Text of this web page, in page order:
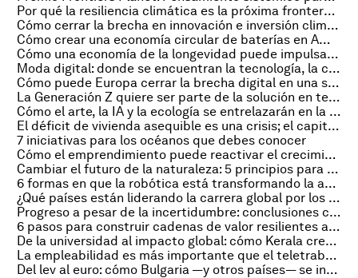
Por qué la resiliencia climática es la próxima frontera de la innovación en salud
Cómo cerrar la brecha en innovación e inversión climática en América Latina
Cómo crear una economía circular de baterías en América Latina y más allá
Cómo una economía de la longevidad puede impulsar el crecimiento para todas las generaciones
Moda digital: donde se encuentran la tecnología, la cultura y la creatividad
Cómo puede Europa cerrar la brecha digital en una sociedad que envejece
La Generación Z quiere ser parte de la solución en temas de salud mental
Cómo el arte, la IA y la ecología se entrelazarán en la Reunión Anual de los Nuevos Campeones 2025
El déficit de vivienda asequible es una crisis; el capital privado debe ayudar
7 iniciativas para los océanos que debes conocer
Cómo el emprendimiento puede reactivar el crecimiento de una economía global estancada
Cambiar el futuro de la naturaleza: 5 principios para transformar la narrativa
6 formas en que la robótica está transformando la atención médica
¿Qué países están liderando la carrera global por los vehículos autónomos?
Progreso a pesar de la incertidumbre: conclusiones clave del Informe Global sobre la Brecha de Género 2025
6 pasos para construir cadenas de valor resilientes al clima mediante colaboración y tecnología
De la universidad al impacto global: cómo Kerala creó un ecosistema inclusivo para startups
La empleabilidad es más importante que el teletrabajo en las prioridades del talento
Del lev al euro: cómo Bulgaria —y otros países— se incorporan a la eurozona